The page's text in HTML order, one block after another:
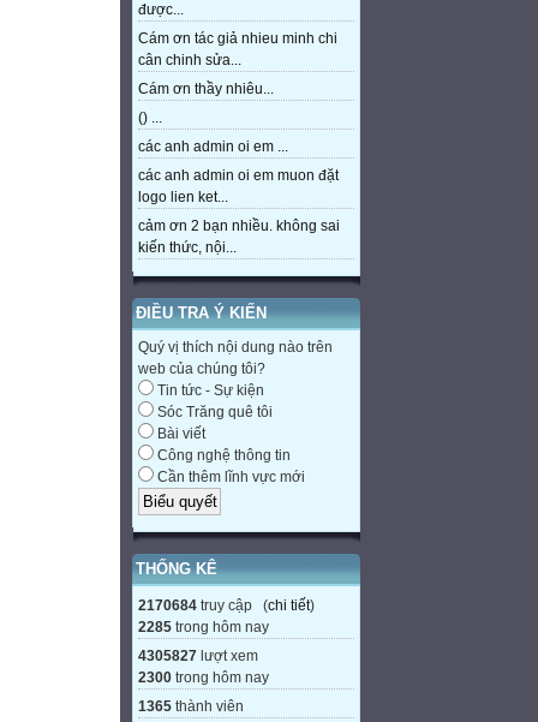
được...
Cám ơn tác giả nhieu minh chi
cân chinh sửa...
Cám ơn thầy nhiêu...
() ...
các anh admin oi em ...
các anh admin oi em muon đặt
logo lien ket...
cảm ơn 2 bạn nhiều. không sai
kiến thức, nội...
ĐIỀU TRA Ý KIẾN
Quý vị thích nội dung nào trên
web của chúng tôi?
Tin tức - Sự kiện
Sóc Trăng quê tôi
Bài viết
Công nghệ thông tin
Cần thêm lĩnh vực mới
THỐNG KÊ
2170684 truy cập (chi tiết)
2285 trong hôm nay
4305827 lượt xem
2300 trong hôm nay
1365 thành viên